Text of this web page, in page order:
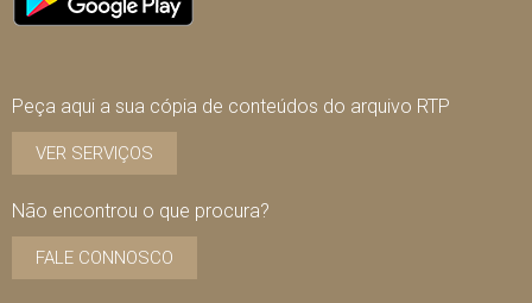
Peça aqui a sua cópia de conteúdos do arquivo RTP
VER SERVIÇOS
Não encontrou o que procura?
FALE CONNOSCO